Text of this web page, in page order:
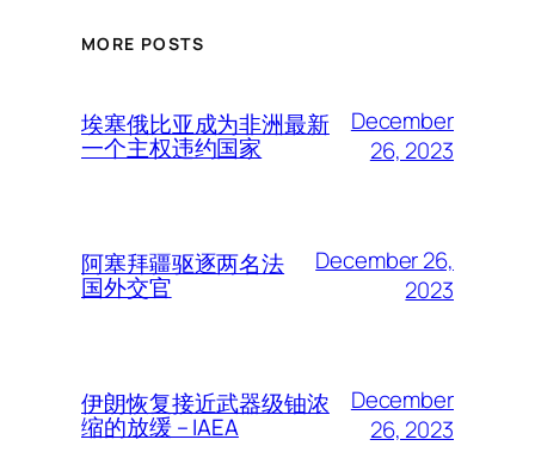
MORE POSTS
埃塞俄比亚成为非洲最新
一个主权违约国家
December
26, 2023
阿塞拜疆驱逐两名法
国外交官
December 26,
2023
伊朗恢复接近武器级铀浓
缩的放缓 – IAEA
December
26, 2023